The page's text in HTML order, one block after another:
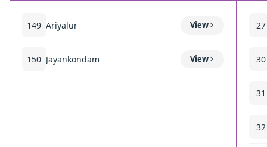
149 Ariyalur View
150 Jayankondam View
27
30
31
32